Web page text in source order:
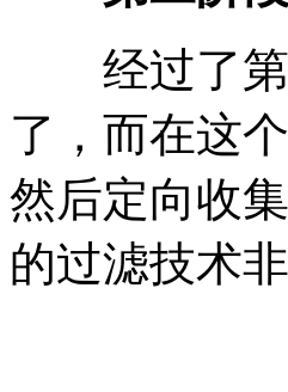
经过了第
了，而在这
然后定向收
的过滤技术